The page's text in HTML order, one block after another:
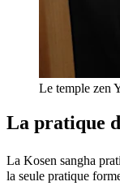
Le temple zen
La pratique
La Kosen sangha
la seule pratique